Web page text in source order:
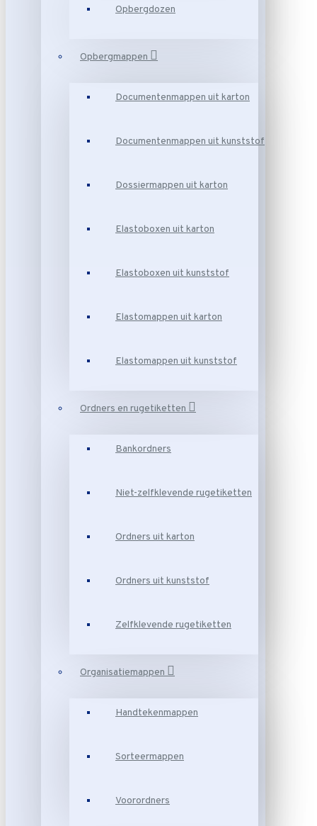
Opbergdozen
Opbergmappen
Documentenmappen uit karton
Documentenmappen uit kunststof
Dossiermappen uit karton
Elastoboxen uit karton
Elastoboxen uit kunststof
Elastomappen uit karton
Elastomappen uit kunststof
Ordners en rugetiketten
Bankordners
Niet-zelfklevende rugetiketten
Ordners uit karton
Ordners uit kunststof
Zelfklevende rugetiketten
Organisatiemappen
Handtekenmappen
Sorteermappen
Voorordners